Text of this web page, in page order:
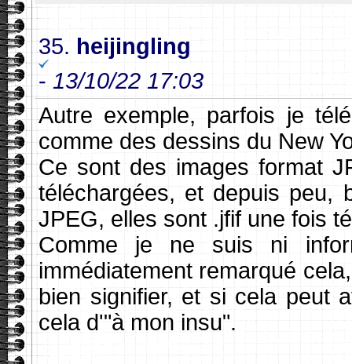
35. heijingling
- 13/10/22 17:03
Autre exemple, parfois je
comme des dessins du New
Ce sont des images format
téléchargées, et depuis peu,
JPEG, elles sont .jfif une fois
Comme je ne suis ni
immédiatement remarqué
bien signifier, et si cela peut
cela d'"à mon insu".